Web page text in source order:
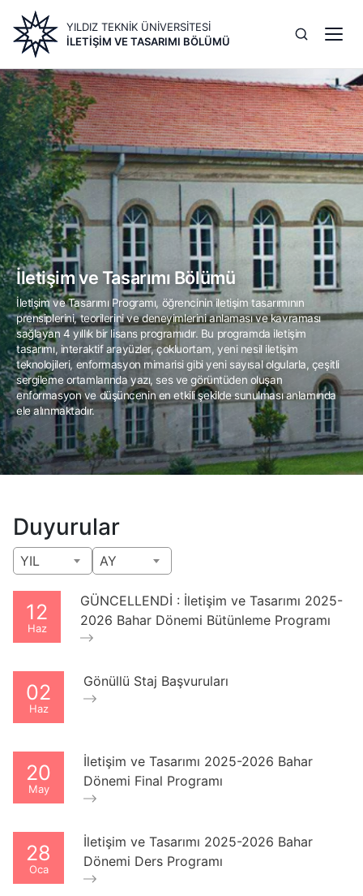
içeriğe
atla
YILDIZ TEKNİK ÜNİVERSİTESİ
İLETIŞIM VE TASARIMI BÖLÜMÜ
Image
İletişim ve Tasarımı Bölümü
İletişim ve Tasarımı Programı, öğrencinin iletişim tasarımının
prensiplerini, teorilerini ve deneyimlerini anlaması ve kavraması
sağlayan 4 yıllık bir lisans programıdır. Bu programda iletişim
tasarımı, interaktif arayüzler, çokluortam, yeni nesil iletişim
teknolojileri, enformasyon mimarisi gibi yeni sayısal olgularla, çeşitli
sergileme ortamlarında yazı, ses ve görüntüden oluşan
enformasyon ve düşüncenin en etkili şekilde sunulması anlamında
ele alınmaktadır.
Duyurular
YIL AY
12
Haz
GÜNCELLENDİ : İletişim ve Tasarımı 2025-
2026 Bahar Dönemi Bütünleme Programı
02
Haz
Gönüllü Staj Başvuruları
20
May
İletişim ve Tasarımı 2025-2026 Bahar
Dönemi Final Programı
28
Oca
İletişim ve Tasarımı 2025-2026 Bahar
Dönemi Ders Programı